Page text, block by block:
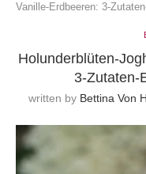
Vanille-Erdbeeren: 3-
Holunderblüten-
3-Zutaten-
written by Bettina Von